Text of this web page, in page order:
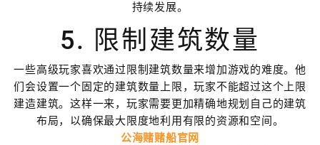
持续发展。
5. 限制建筑数量
一些高级玩家喜欢通过限制建筑数量来增加游戏的难度。他
们会设置一个固定的建筑数量上限，玩家不能超过这个上限
建造建筑。这样一来，玩家需要更加精确地规划自己的建筑
布局，以确保最大限度地利用有限的资源和空间。
公海赌赌船官网